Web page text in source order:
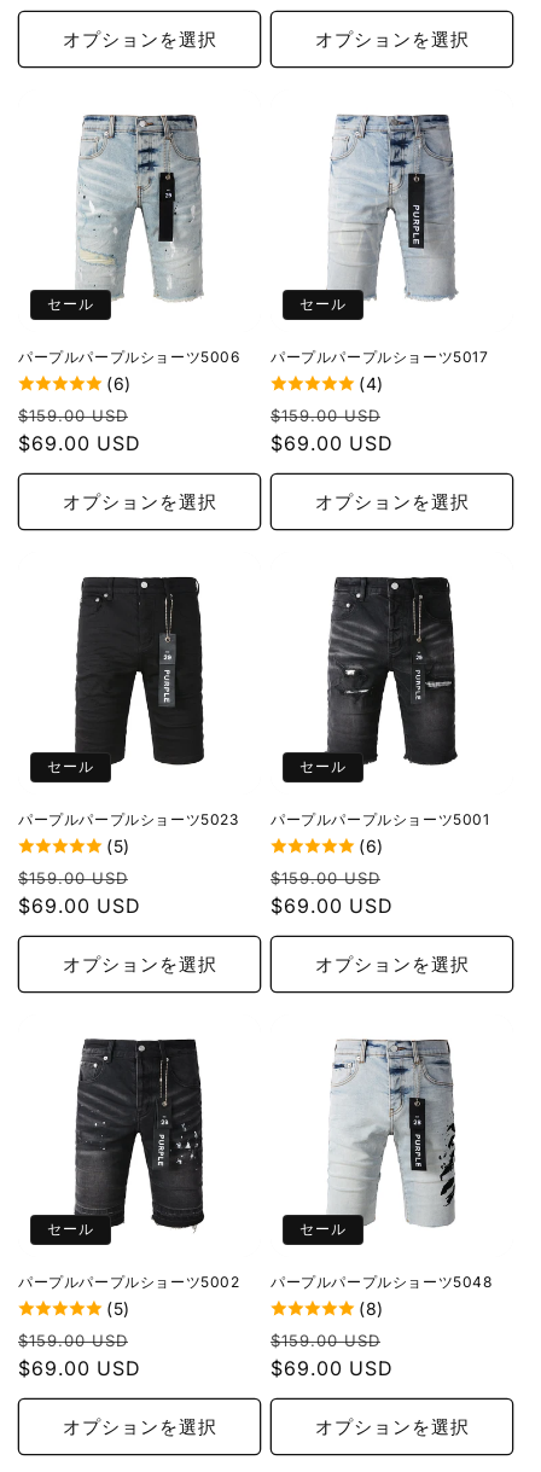
価
ル
価
格
オプションを選択
格
格
オプションを選択
セール
パープルパープルショーツ5006
(6)
通
常
価
$159.00 USD
ル
価
格
$69.00 USD
オプションを選択
セール
パープルパープルショーツ5017
(4)
通
常
価
$159.00 USD
ル
価
格
$69.00 USD
オプションを選択
セール
パープルパープルショーツ5023
(5)
通
常
価
$159.00 USD
ル
価
格
$69.00 USD
オプションを選択
セール
パープルパープルショーツ5001
(6)
通
常
価
$159.00 USD
ル
価
格
$69.00 USD
オプションを選択
セール
パープルパープルショーツ5002
(5)
通
常
価
$159.00 USD
ル
価
格
$69.00 USD
オプションを選択
セール
パープルパープルショーツ5048
(8)
通
常
価
$159.00 USD
ル
価
格
$69.00 USD
オプションを選択